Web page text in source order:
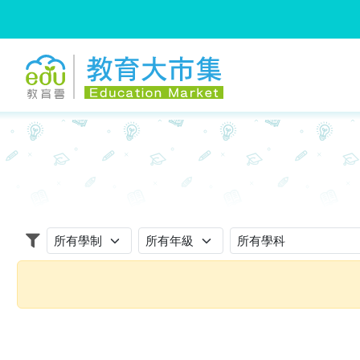
適用學制 適用年級 適用學科